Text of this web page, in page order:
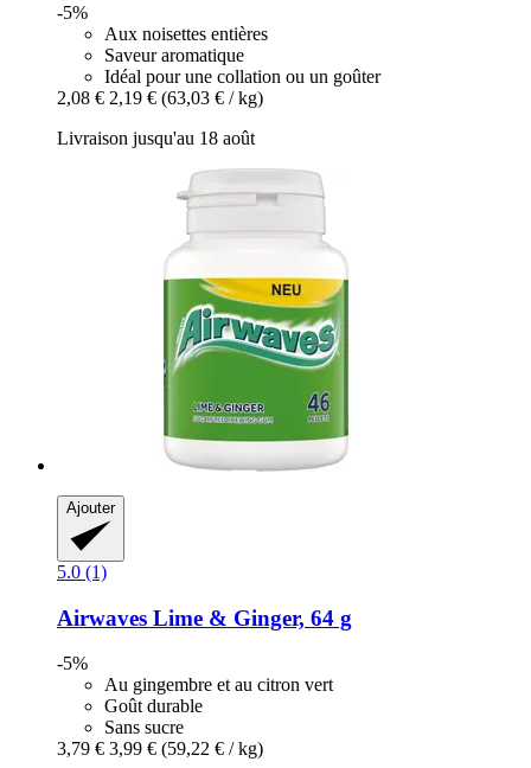
-5%
Aux noisettes entières
Saveur aromatique
Idéal pour une collation ou un goûter
2,08 € 2,19 € (63,03 € / kg)
Livraison jusqu'au 18 août
Ajouter
5.0 (1)
Airwaves Lime & Ginger, 64 g
-5%
Au gingembre et au citron vert
Goût durable
Sans sucre
3,79 € 3,99 € (59,22 € / kg)